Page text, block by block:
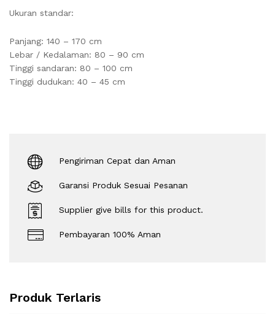
Ukuran standar:
Panjang: 140 – 170 cm
Lebar / Kedalaman: 80 – 90 cm
Tinggi sandaran: 80 – 100 cm
Tinggi dudukan: 40 – 45 cm
Pengiriman Cepat dan Aman
Garansi Produk Sesuai Pesanan
Supplier give bills for this product.
Pembayaran 100% Aman
Produk Terlaris